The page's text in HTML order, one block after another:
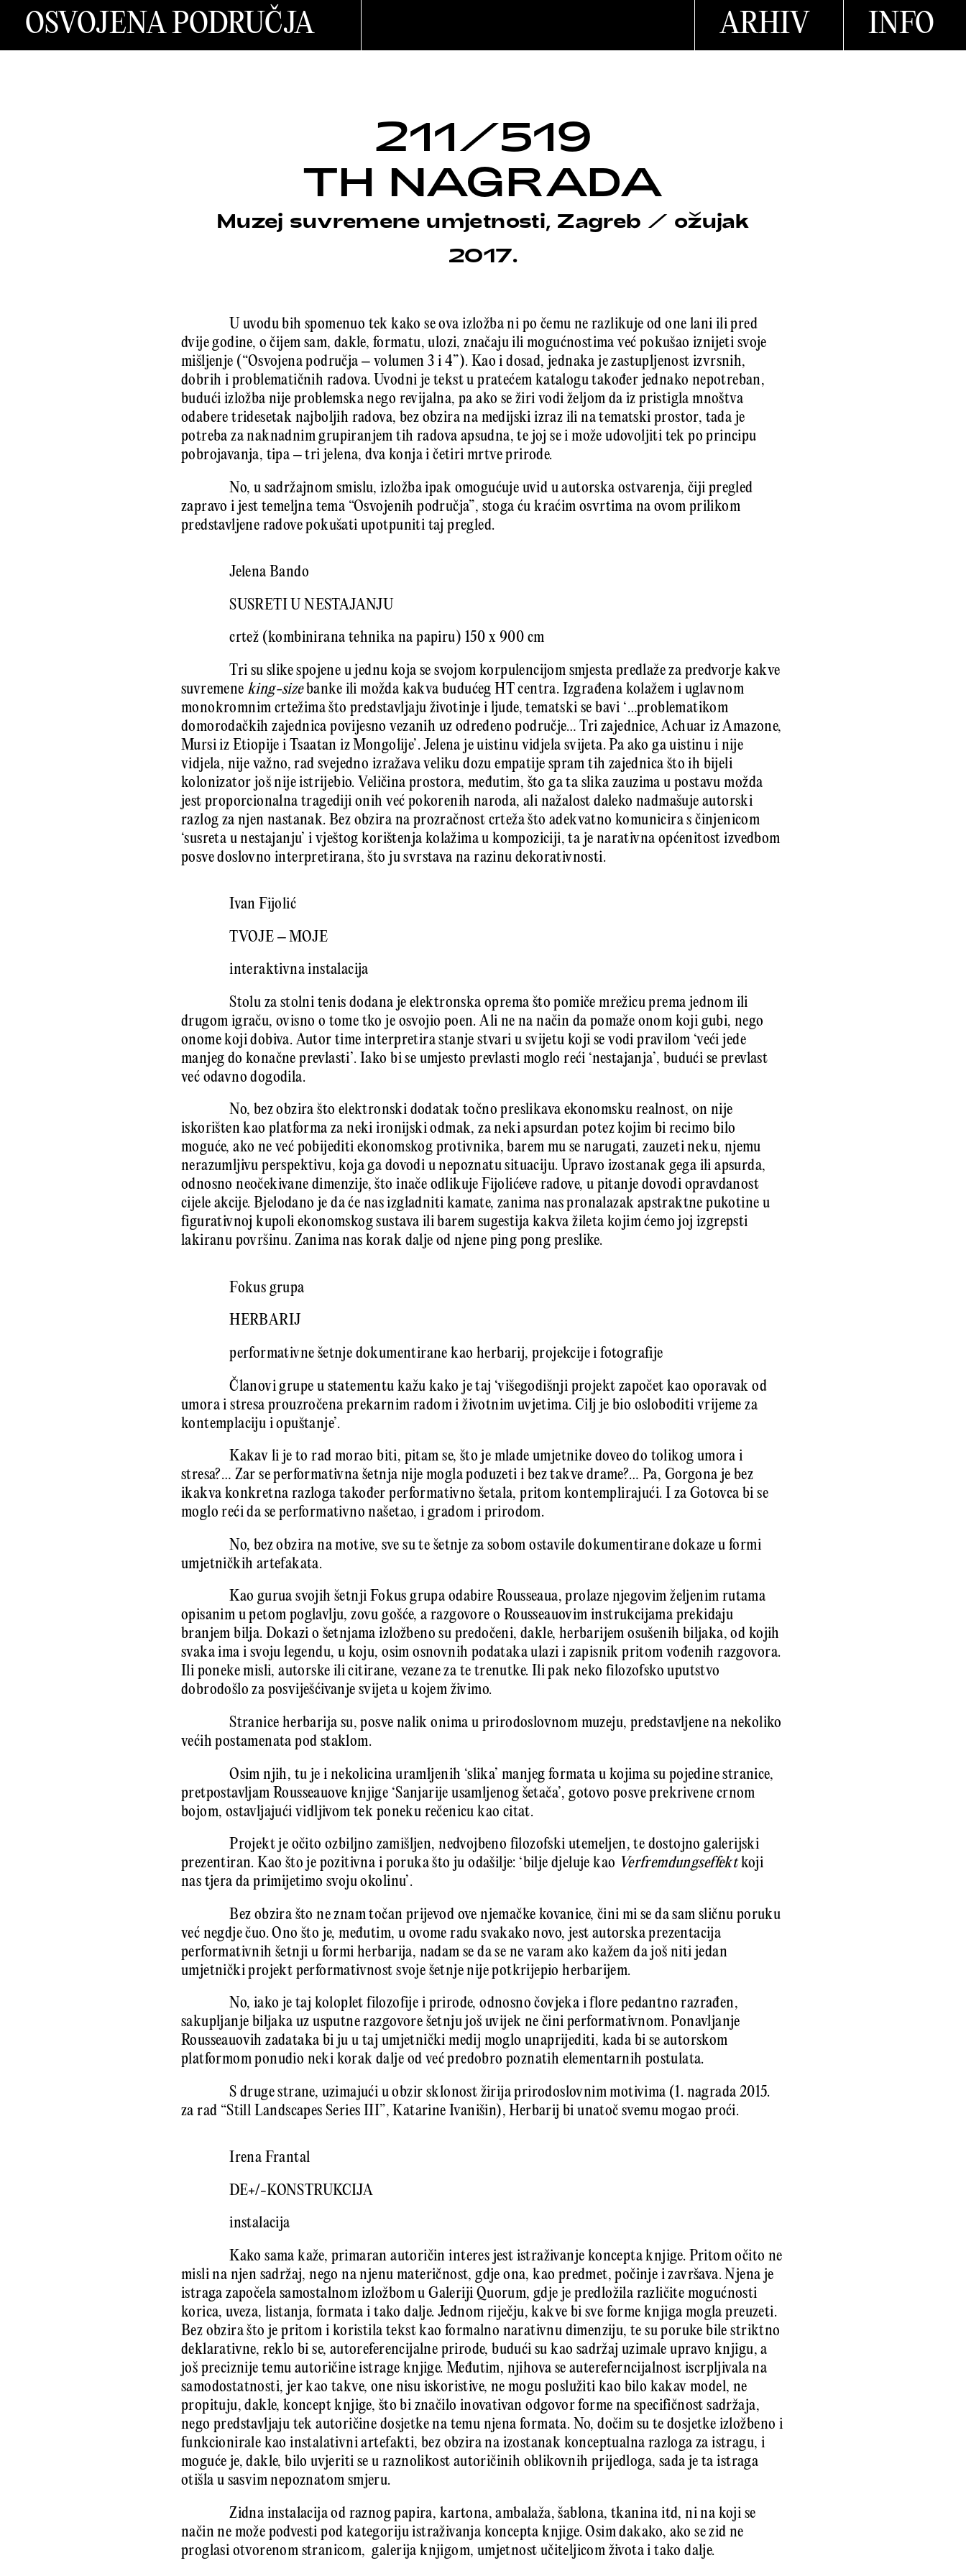
OSVOJENA PODRUČJA ARHIV INFO
211/519
TH NAGRADA
Muzej suvremene umjetnosti, Zagreb / ožujak
2017.
U uvodu bih spomenuo tek kako se ova izložba ni po čemu ne razlikuje od one lani ili pred
dvije godine, o čijem sam, dakle, formatu, ulozi, značaju ili mogućnostima već pokušao iznijeti svoje
mišljenje (“Osvojena područja – volumen 3 i 4”). Kao i dosad, jednaka je zastupljenost izvrsnih,
dobrih i problematičnih radova. Uvodni je tekst u pratećem katalogu također jednako nepotreban,
budući izložba nije problemska nego revijalna, pa ako se žiri vodi željom da iz pristigla mnoštva
odabere tridesetak najboljih radova, bez obzira na medijski izraz ili na tematski prostor, tada je
potreba za naknadnim grupiranjem tih radova apsudna, te joj se i može udovoljiti tek po principu
pobrojavanja, tipa – tri jelena, dva konja i četiri mrtve prirode.
No, u sadržajnom smislu, izložba ipak omogućuje uvid u autorska ostvarenja, čiji pregled
zapravo i jest temeljna tema “Osvojenih područja”, stoga ću kraćim osvrtima na ovom prilikom
predstavljene radove pokušati upotpuniti taj pregled.
Jelena Bando
SUSRETI U NESTAJANJU
crtež (kombinirana tehnika na papiru) 150 x 900 cm
Tri su slike spojene u jednu koja se svojom korpulencijom smjesta predlaže za predvorje kakve
suvremeneking-sizebanke ili možda kakva budućeg HT centra. Izgrađena kolažem i uglavnom
monokromnim crtežima što predstavljaju životinje i ljude, tematski se bavi ‘…problematikom
domorodačkih zajednica povijesno vezanih uz određeno područje… Tri zajednice, Achuar iz Amazone,
Mursi iz Etiopije i Tsaatan iz Mongolije’. Jelena je uistinu vidjela svijeta. Pa ako ga uistinu i nije
vidjela, nije važno, rad svejedno izražava veliku dozu empatije spram tih zajednica što ih bijeli
kolonizator još nije istrijebio. Veličina prostora, međutim, što ga ta slika zauzima u postavu možda
jest proporcionalna tragediji onih već pokorenih naroda, ali nažalost daleko nadmašuje autorski
razlog za njen nastanak. Bez obzira na prozračnost crteža što adekvatno komunicira s činjenicom
‘susreta u nestajanju’ i vještog korištenja kolažima u kompoziciji, ta je narativna općenitost izvedbom
posve doslovno interpretirana, što ju svrstava na razinu dekorativnosti.
Ivan Fijolić
TVOJE – MOJE
interaktivna instalacija
Stolu za stolni tenis dodana je elektronska oprema što pomiče mrežicu prema jednom ili
drugom igraču, ovisno o tome tko je osvojio poen. Ali ne na način da pomaže onom koji gubi, nego
onome koji dobiva. Autor time interpretira stanje stvari u svijetu koji se vodi pravilom ‘veći jede
manjeg do konačne prevlasti’. Iako bi se umjesto prevlasti moglo reći ‘nestajanja’, budući se prevlast
već odavno dogodila.
No, bez obzira što elektronski dodatak točno preslikava ekonomsku realnost, on nije
iskorišten kao platforma za neki ironijski odmak, za neki apsurdan potez kojim bi recimo bilo
moguće, ako ne već pobijediti ekonomskog protivnika, barem mu se narugati, zauzeti neku, njemu
nerazumljivu perspektivu, koja ga dovodi u nepoznatu situaciju. Upravo izostanak gega ili apsurda,
odnosno neočekivane dimenzije, što inače odlikuje Fijolićeve radove, u pitanje dovodi opravdanost
cijele akcije. Bjelodano je da će nas izgladniti kamate, zanima nas pronalazak apstraktne pukotine u
figurativnoj kupoli ekonomskog sustava ili barem sugestija kakva žileta kojim ćemo joj izgrepsti
lakiranu površinu. Zanima nas korak dalje od njene ping pong preslike.
Fokus grupa
HERBARIJ
performativne šetnje dokumentirane kao herbarij, projekcije i fotografije
Članovi grupe u statementu kažu kako je taj ‘višegodišnji projekt započet kao oporavak od
umora i stresa prouzročena prekarnim radom i životnim uvjetima. Cilj je bio osloboditi vrijeme za
kontemplaciju i opuštanje’.
Kakav li je to rad morao biti, pitam se, što je mlade umjetnike doveo do tolikog umora i
stresa?… Zar se performativna šetnja nije mogla poduzeti i bez takve drame?… Pa, Gorgona je bez
ikakva konkretna razloga također performativno šetala, pritom kontemplirajući. I za Gotovca bi se
moglo reći da se performativno našetao, i gradom i prirodom.
No, bez obzira na motive, sve su te šetnje za sobom ostavile dokumentirane dokaze u formi
umjetničkih artefakata.
Kao gurua svojih šetnji Fokus grupa odabire Rousseaua, prolaze njegovim željenim rutama
opisanim u petom poglavlju, zovu gošće, a razgovore o Rousseauovim instrukcijama prekidaju
branjem bilja. Dokazi o šetnjama izložbeno su predočeni, dakle, herbarijem osušenih biljaka, od kojih
svaka ima i svoju legendu, u koju, osim osnovnih podataka ulazi i zapisnik pritom vođenih razgovora.
Ili poneke misli, autorske ili citirane, vezane za te trenutke. Ili pak neko filozofsko uputstvo
dobrodošlo za posviješćivanje svijeta u kojem živimo.
Stranice herbarija su, posve nalik onima u prirodoslovnom muzeju, predstavljene na nekoliko
većih postamenata pod staklom.
Osim njih, tu je i nekolicina uramljenih ‘slika’ manjeg formata u kojima su pojedine stranice,
pretpostavljam Rousseauove knjige ‘Sanjarije usamljenog šetača’, gotovo posve prekrivene crnom
bojom, ostavljajući vidljivom tek poneku rečenicu kao citat.
Projekt je očito ozbiljno zamišljen, nedvojbeno filozofski utemeljen, te dostojno galerijski
prezentiran. Kao što je pozitivna i poruka što ju odašilje: ‘bilje djeluje kao Verfremdungseffektkoji
nas tjera da primijetimo svoju okolinu’.
Bez obzira što ne znam točan prijevod ove njemačke kovanice, čini mi se da sam sličnu poruku
već negdje čuo. Ono što je, međutim, u ovome radu svakako novo, jest autorska prezentacija
performativnih šetnji u formi herbarija, nadam se da se ne varam ako kažem da još niti jedan
umjetnički projekt performativnost svoje šetnje nije potkrijepio herbarijem.
No, iako je taj koloplet filozofije i prirode, odnosno čovjeka i flore pedantno razrađen,
sakupljanje biljaka uz usputne razgovore šetnju još uvijek ne čini performativnom. Ponavljanje
Rousseauovih zadataka bi ju u taj umjetnički medij moglo unaprijediti, kada bi se autorskom
platformom ponudio neki korak dalje od već predobro poznatih elementarnih postulata.
S druge strane, uzimajući u obzir sklonost žirija prirodoslovnim motivima (1. nagrada 2015.
za rad “Still Landscapes Series III”, Katarine Ivanišin), Herbarij bi unatoč svemu mogao proći.
Irena Frantal
DE+/-KONSTRUKCIJA
instalacija
Kako sama kaže, primaran autoričin interes jest istraživanje koncepta knjige. Pritom očito ne
misli na njen sadržaj, nego na njenu materičnost, gdje ona, kao predmet, počinje i završava. Njena je
istraga započela samostalnom izložbom u Galeriji Quorum, gdje je predložila različite mogućnosti
korica, uveza, listanja, formata i tako dalje. Jednom riječju, kakve bi sve forme knjiga mogla preuzeti.
Bez obzira što je pritom i koristila tekst kao formalno narativnu dimenziju, te su poruke bile striktno
deklarativne, reklo bi se, autoreferencijalne prirode, budući su kao sadržaj uzimale upravo knjigu, a
još preciznije temu autoričine istrage knjige. Međutim, njihova se autereferncijalnost iscrpljivala na
samodostatnosti, jer kao takve, one nisu iskoristive, ne mogu poslužiti kao bilo kakav model, ne
propituju, dakle, koncept knjige, što bi značilo inovativan odgovor forme na specifičnost sadržaja,
nego predstavljaju tek autoričine dosjetke na temu njena formata. No, dočim su te dosjetke izložbeno i
funkcionirale kao instalativni artefakti, bez obzira na izostanak konceptualna razloga za istragu, i
moguće je, dakle, bilo uvjeriti se u raznolikost autoričinih oblikovnih prijedloga, sada je ta istraga
otišla u sasvim nepoznatom smjeru.
Zidna instalacija od raznog papira, kartona, ambalaža, šablona, tkanina itd, ni na koji se
način ne može podvesti pod kategoriju istraživanja koncepta knjige. Osim dakako, ako se zid ne
proglasi otvorenom stranicom, galerija knjigom, umjetnost učiteljicom života i tako dalje.